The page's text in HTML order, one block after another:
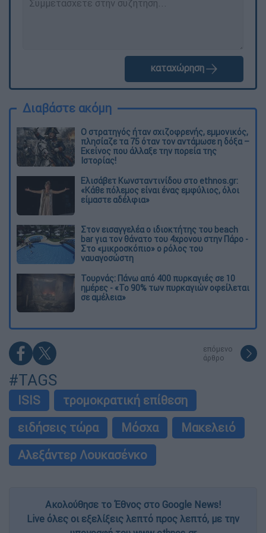
καταχώρηση
Διαβάστε ακόμη
O στρατηγός ήταν σχιζοφρενής, εμμονικός,
πλησίαζε τα 75 όταν τον αντάμωσε η δόξα –
Εκείνος που άλλαξε την πορεία της
Ιστορίας!
Ελισάβετ Κωνσταντινίδου στο ethnos.gr:
«Κάθε πόλεμος είναι ένας εμφύλιος, όλοι
είμαστε αδέλφια»
Στον εισαγγελέα ο ιδιοκτήτης του beach
bar για τον θάνατο του 4χρονου στην Πάρο -
Στο «μικροσκόπιο» ο ρόλος του
ναυαγοσώστη
Τουρνάς: Πάνω από 400 πυρκαγιές σε 10
ημέρες - «Το 90% των πυρκαγιών οφείλεται
σε αμέλεια»
επόμενο
άρθρο
#TAGS
ISIS
τρομοκρατική επίθεση
ειδήσεις τώρα
Μόσχα
Μακελειό
Αλεξάντερ Λουκασένκο
Ακολούθησε το Έθνος στο Google News!
Live όλες οι εξελίξεις λεπτό προς λεπτό, με την